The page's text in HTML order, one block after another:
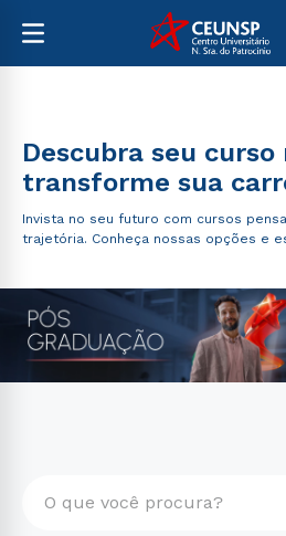
Descubra seu curso
transforme sua
Invista no seu futuro com cursos
trajetória. Conheça nossas opções e